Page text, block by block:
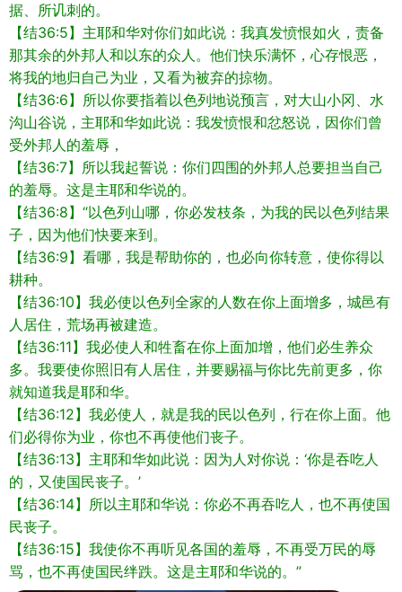
据、所讥刺的。
【结36:5】主耶和华对你们如此说：我真发愤恨如火，责备
那其余的外邦人和以东的众人。他们快乐满怀，心存恨恶，
将我的地归自己为业，又看为被弃的掠物。
【结36:6】所以你要指着以色列地说预言，对大山小冈、水
沟山谷说，主耶和华如此说：我发愤恨和忿怒说，因你们曾
受外邦人的羞辱，
【结36:7】所以我起誓说：你们四围的外邦人总要担当自己
的羞辱。这是主耶和华说的。
【结36:8】“以色列山哪，你必发枝条，为我的民以色列结果
子，因为他们快要来到。
【结36:9】看哪，我是帮助你的，也必向你转意，使你得以
耕种。
【结36:10】我必使以色列全家的人数在你上面增多，城邑有
人居住，荒场再被建造。
【结36:11】我必使人和牲畜在你上面加增，他们必生养众
多。我要使你照旧有人居住，并要赐福与你比先前更多，你
就知道我是耶和华。
【结36:12】我必使人，就是我的民以色列，行在你上面。他
们必得你为业，你也不再使他们丧子。
【结36:13】主耶和华如此说：因为人对你说：‘你是吞吃人
的，又使国民丧子。’
【结36:14】所以主耶和华说：你必不再吞吃人，也不再使国
民丧子。
【结36:15】我使你不再听见各国的羞辱，不再受万民的辱
骂，也不再使国民绊跌。这是主耶和华说的。”